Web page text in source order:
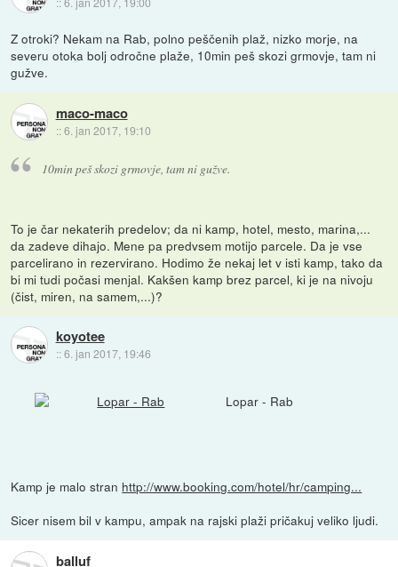
Z otroki? Nekam na Rab, polno peščenih plaž, nizko morje, na
severu otoka bolj odročne plaže, 10min peš skozi grmovje, tam ni
gužve.
maco-maco
::6. jan 2017, 19:10
10min peš skozi grmovje, tam ni gužve.
To je čar nekaterih predelov; da ni kamp, hotel, mesto, marina,...
da zadeve dihajo. Mene pa predvsem motijo parcele. Da je vse
parcelirano in rezervirano. Hodimo že nekaj let v isti kamp, tako da
bi mi tudi počasi menjal. Kakšen kamp brez parcel, ki je na nivoju
(čist, miren, na samem,...)?
koyotee
::6. jan 2017, 19:46
Lopar - Rab
Kamp je malo stran http://www.booking.com/hotel/hr/camping...
Sicer nisem bil v kampu, ampak na rajski plaži pričakuj veliko ljudi.
balluf